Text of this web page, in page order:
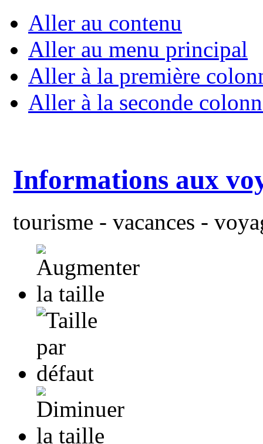
Aller au contenu
Aller au menu principal
Aller à la première
Aller à la seconde
Informations aux
tourisme - vacances -